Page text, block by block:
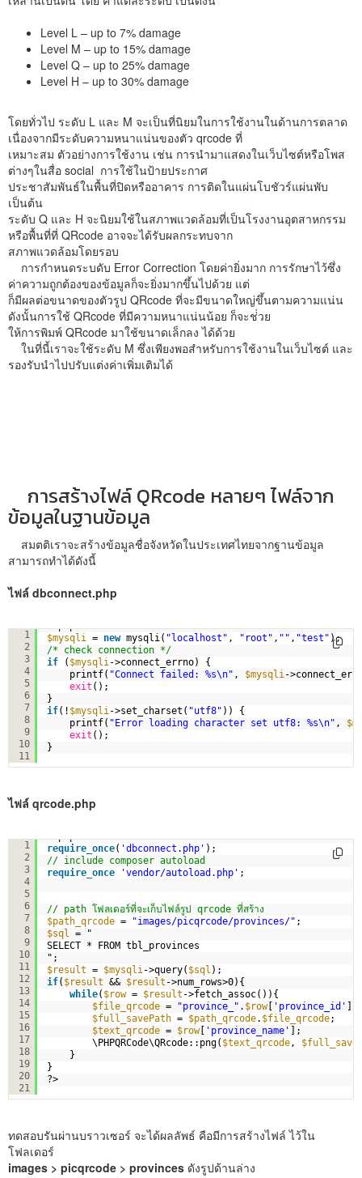
Level L – up to 7% damage
Level M – up to 15% damage
Level Q – up to 25% damage
Level H – up to 30% damage
โดยทั่วไป ระดับ L และ M จะเป็นที่นิยมในการใช้งานในด้านการตลาด
เนื่องจากมีระดับความหนาแน่นของตัว qrcode ที่
เหมาะสม ตัวอย่างการใช้งาน เช่น การนำมาแสดงในเว็บไซต์หรือโพส
ต่างๆในสื่อ social การใช้ในป้ายประกาศ
ประชาสัมพันธ์ในพื้นที่ปิดหรืออาคาร การติดในแผ่นโบชัวร์แผ่นพับ
เป็นต้น
ระดับ Q และ H จะนิยมใช้ในสภาพแวดล้อมที่เป็นโรงงานอุตสาหกรรม
หรือพื้นที่ที่ QRcode อาจจะได้รับผลกระทบจาก
สภาพแวดล้อมโดยรอบ
การกำหนดระบดับ Error Correction โดยค่ายิ่งมาก การรักษาไว้ซึ่ง
ค่าความถูกต้องของข้อมูลก็จะยิ่งมากขึ้นไปด้วย แต่
ก็มีผลต่อขนาดของตัวรูป QRcode ที่จะมีขนาดใหญ่ขึ้นตามความแน่น
ดังนั้นการใช้ QRcode ที่มีความหนาแน่นน้อย ก็จะช่่วย
ให้การพิมพ์ QRcode มาใช้ขนาดเล็กลง ได้ด้วย
ในที่นี้เราจะใช้ระดับ M ซึ่งเพียงพอสำหรับการใช้งานในเว็บไซต์ และ
รองรับนำไปปรับแต่งค่าเพิ่มเติมได้
การสร้างไฟล์ QRcode หลายๆ ไฟล์จาก
ข้อมูลในฐานข้อมูล
สมตติเราจะสร้างข้อมูลชื่อจังหวัดในประเทศไทยจากฐานข้อมูล
สามารถทำได้ดังนี้
ไฟล์ dbconnect.php
1
2
3
4
5
6
7
8
9
10
11
$mysqli
= new mysqli( "localhost" , "root" , "" , "test" );
/* check connection */
if
( $mysqli ->connect_errno) {
printf( "Connect failed: %s\n" , $mysqli -
exit ();
}
if(! $mysqli ->set_charset( "utf8" )) {
printf( "Error loading character set utf8: %s\n" ,
exit ();
}
ไฟล์ qrcode.php
1
2
3
4
5
6
7
8
9
10
11
12
13
14
15
16
17
18
19
20
21
require_once( 'dbconnect.php' );
// include composer autoload
require_once
'vendor/autoload.php' ;
// path โฟลเดอร์ที่จะเก็บไฟล์รูป qrcode ที่สร้าง
$path_qrcode = "images/picqrcode/provinces/" ;
$sql
= "
SELECT * FROM tbl_provinces
";
$result = $mysqli ->query( $sql );
if( $result && $result ->num_rows>0){
while( $row = $result ->fetch_assoc()){
$file_qrcode = "province_" . $row[ 'province_id' ].
$full_savePath = $path_qrcode. $file_qrcode;
$text_qrcode = $row[ 'province_name' ];
\PHPQRCode\QRcode::png( $text_qrcode ,
}
}
?>
ทดสอบรันผ่านบราวเซอร์ จะได้ผลลัพธ์ คือมีการสร้างไฟล์ ไว้ใน
โฟลเดอร์
images > picqrcode > provinces ดังรูปด้านล่าง